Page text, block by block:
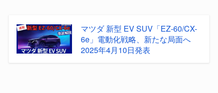
マツダ 新型 EV SUV「EZ-60/CX-
6e」電動化戦略、新たな局面へ
2025年4月10日発表